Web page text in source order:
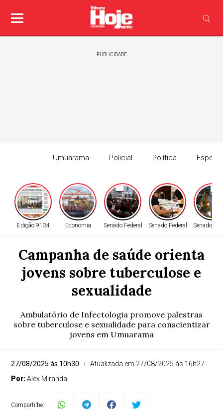
PUBLICIDADE
Umuarama Policial Política
Edição
Edição 9134 Economia Senado Federal Senado Federal Senado
Campanha de saúde orienta
jovens sobre tuberculose e
sexualidade
Ambulatório de Infectologia promove palestras
sobre tuberculose e sexualidade para conscientizar
jovens em Umuarama
27/08/2025 às 10h30
Atualizada em 27/08/2025 às 16h27
Por:Alex Miranda
Compartilhe: